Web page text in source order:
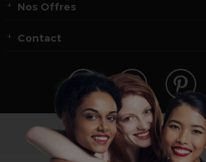
Nos Offres
Contact
Vous n’êtes pas un
Visitez notre site pour les